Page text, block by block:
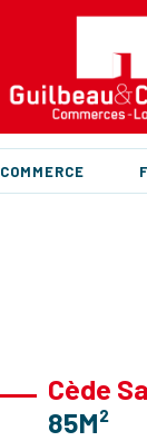
COMMERCE
Cède
85M²